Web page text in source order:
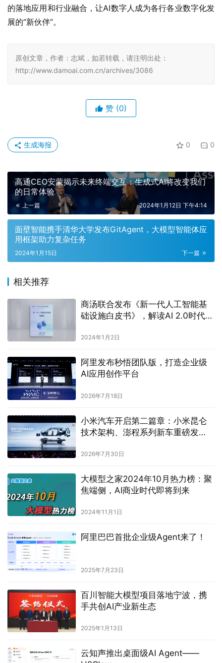
的落地应用和行业融合，让AI数字人成为各行各业数字化发
展的“新伙伴”。
原创文章，作者：志斌，如若转载，请注明出处：
http://www.damoai.com.cn/archives/3086
赞 (0)
0 0
生成海报
高通CEO安蒙揭示未来终端交互：生成式AI将改变我们
的日常体验
上一篇 2024年1月12日 下午4:14
面壁智能携手清华大学发布GitAgent，大模型智能体应
用框架助力复杂任务
下一篇
2024年1月15日
相关推荐
商汤联合发布《新一代人工智能基
础设施白皮书》，解读AI 2.0时代
2024年1月2日
阿里发布秒悟团队版，打造企业级
AI应用创作平台
2026年7月18日
小米汽车开启第二篇章：小米昆仑
技术架构、澎程系列新车重磅发
2026年7月30日
大模型之家2024年10月热力榜：聚
焦端侧，AI商业时代即将到来
2024年11月1日
阿里巴巴首批企业级Agent来了！
2025年7月23日
百川智能大模型项目落地宁波，携
手共创AI产业新生态
2025年1月13日
云知声推出桌面级AI Agent——